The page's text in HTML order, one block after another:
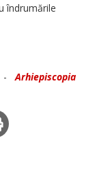
îndrumările
-Arhiepiscopia